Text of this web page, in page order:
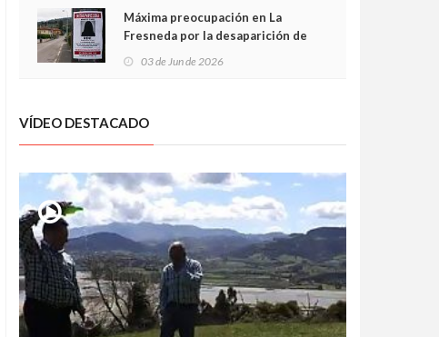
Máxima preocupación en La
Fresneda por la desaparición de
03 de Jun de 2026
VÍDEO DESTACADO